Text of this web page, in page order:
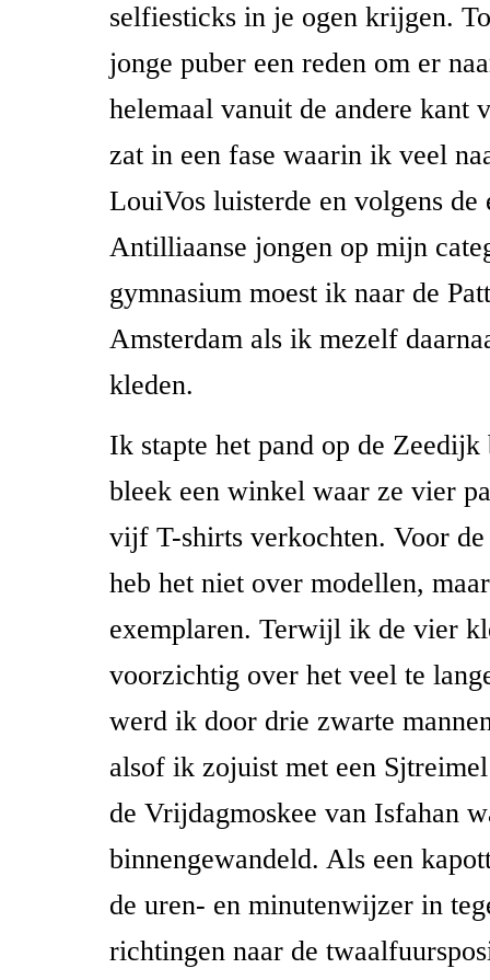
selfiesticks in je ogen krijgen.
jonge puber een reden om er
helemaal vanuit de andere kant
zat in een fase waarin ik veel
LouiVos luisterde en volgens de
Antilliaanse jongen op mijn
gymnasium moest ik naar de
Amsterdam als ik mezelf
kleden.
Ik stapte het pand op de
bleek een winkel waar ze vier
vijf T-shirts verkochten. Voor
heb het niet over modellen,
exemplaren. Terwijl ik de vier
voorzichtig over het veel te
werd ik door drie zwarte
alsof ik zojuist met een
de Vrijdagmoskee van Isfahan
binnengewandeld. Als een
de uren- en minutenwijzer in
richtingen naar de